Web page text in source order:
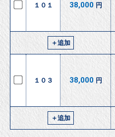
１０１ 38,000 円
＋追加
１０３ 38,000 円
＋追加